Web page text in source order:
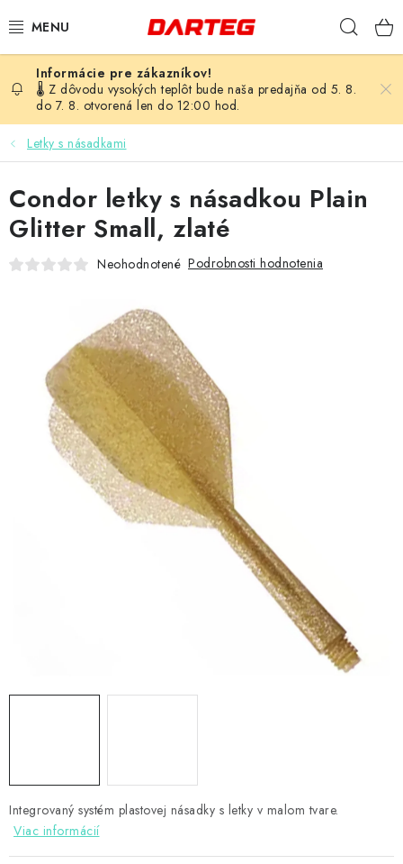
na
ŠÍPKY
TERČE
LETKY
NÁSADKY
PUZDRÁ
PRÍSLUŠENSTVO
OBLEČENIE
🌡️ Z dôvodu vysokých teplôt bude naša predajňa od 5. 8.
do 7. 8. otvorená len do 12:00 hod.
Letky s násadkami
Integrovaný systém plastovej násadky s letky v malom tvare.
Viac informácií
Condor letky s násadkou Plain
Glitter Small, zlaté
Neohodnotené Podrobnosti hodnotenia